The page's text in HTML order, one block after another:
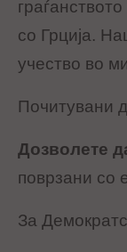
со Грција.
учество во
Почитувани
Дозволете
поврзани со
За